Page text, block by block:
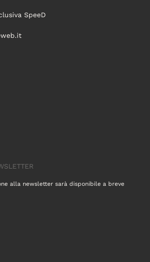
SpeeD
alla newsletter sarà disponibile a breve